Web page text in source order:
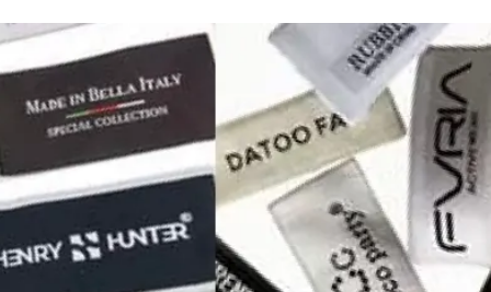
Mermer